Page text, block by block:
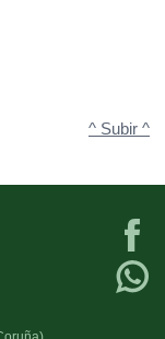
^ Subir ^